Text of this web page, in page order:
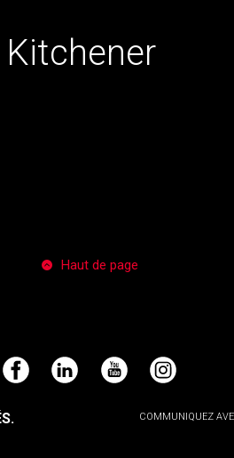
Haut de page
FacebookLinkedIn YouTubeInstagram
COMMUNIQUEZ